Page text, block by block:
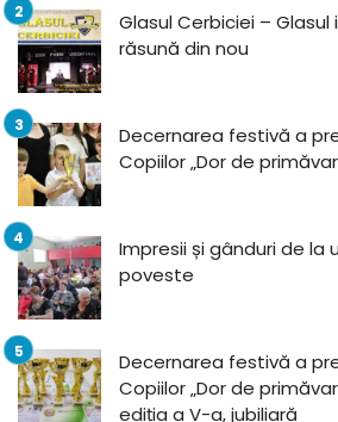
Glasul Cerbiciei –
răsună din nou
Decernarea festivă a
Copiilor „Dor de
Impresii și gânduri de la
poveste
Decernarea festivă a
Copiilor „Dor de
ediția a V-a, jubiliară